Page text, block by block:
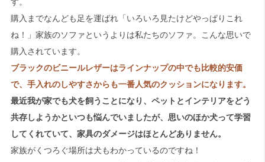
購入までなんども足を運ばれ「いろいろ見たけどやっぱりこれ
ね！」家族のソファというよりは私たちのソファ。こんな思いで
購入されています。
ブラックのビニールレザーはラインナップの中でも比較的安価
で、手入れのしやすさからも一番人気のクッションになります。
最近我が家でも犬を飼うことになり、ペットとインテリアをどう
共存しようかといつも悩んでいましたが、思いのほか犬って学習
してくれていて、家具のダメージはほとんどありません。
家族がくつろぐ場所は犬もわかっているのですね！